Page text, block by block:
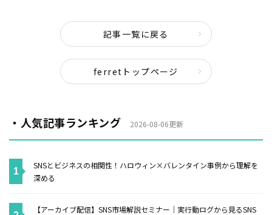
記事一覧に戻る
ferretトップページ
・人気記事ランキング 2026-08-06更新
SNSとビジネスの相関性！ハロウィン×バレンタイン事例から理解を
深める
【アーカイブ配信】SNS市場解説セミナー｜実行動ログから見るSNS